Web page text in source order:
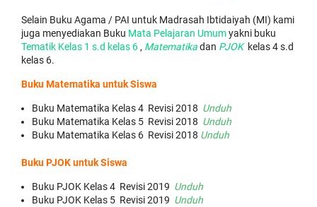
Selain Buku Agama / PAI untuk Madrasah Ibtidaiyah (MI) kami
juga menyediakan Buku Mata Pelajaran Umumyakni buku
Tematik Kelas 1 s.d kelas 6 , Matematikadan PJOKkelas 4 s.d
kelas 6.
Buku Matematika untuk Siswa
Buku Matematika Kelas 4 Revisi 2018 Unduh
Buku Matematika Kelas 5 Revisi 2018 Unduh
Buku Matematika Kelas 6 Revisi 2018 Unduh
Buku PJOK untuk Siswa
Buku PJOK Kelas 4 Revisi 2019 Unduh
Buku PJOK Kelas 5 Revisi 2019 Unduh